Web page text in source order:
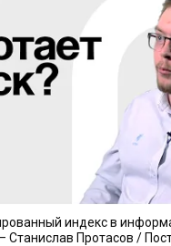
индекс в
Станислав Протасов /